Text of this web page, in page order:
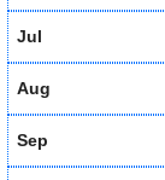
Jul
Aug
Sep